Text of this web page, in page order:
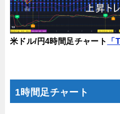
米ドル/円4時間足チャート
1時間足チャート